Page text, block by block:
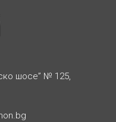
шосе” № 125,